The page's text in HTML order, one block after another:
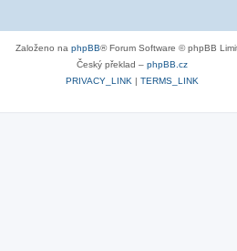
Založeno na phpBB® Forum Software © phpBB
Český překlad – phpBB.cz
PRIVACY_LINK | TERMS_LINK